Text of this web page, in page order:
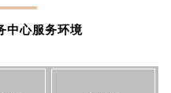
中心服务环境